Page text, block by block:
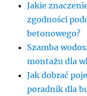
Jakie
zgodności
betonowego?
Szamba
montażu dla
Jak dobrać
poradnik dla